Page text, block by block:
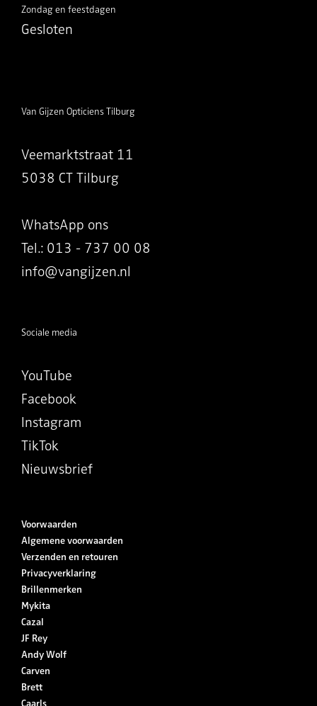
Zondag en feestdagen
Gesloten
Van Gijzen Opticiens Tilburg
Veemarktstraat 11
5038 CT Tilburg
WhatsApp ons
Tel.: 013 - 737 00 08
info@vangijzen.nl
Sociale media
YouTube
Facebook
Instagram
TikTok
Nieuwsbrief
Voorwaarden
Algemene voorwaarden
Verzenden en retouren
Privacyverklaring
Brillenmerken
Mykita
Cazal
JF Rey
Andy Wolf
Carven
Brett